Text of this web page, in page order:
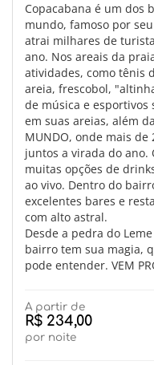
Copacabana é um dos
mundo, famoso por
atrai milhares de
ano. Nos areais da
atividades, como tênis
areia, frescobol,
de música e
em suas areias, além
MUNDO, onde mais
juntos a virada do ano.
muitas opções de
ao vivo. Dentro do
excelentes bares e
com alto astral.
Desde a pedra do
bairro tem sua magia,
pode entender. VEM
A partir de
R$ 234,00
por noite